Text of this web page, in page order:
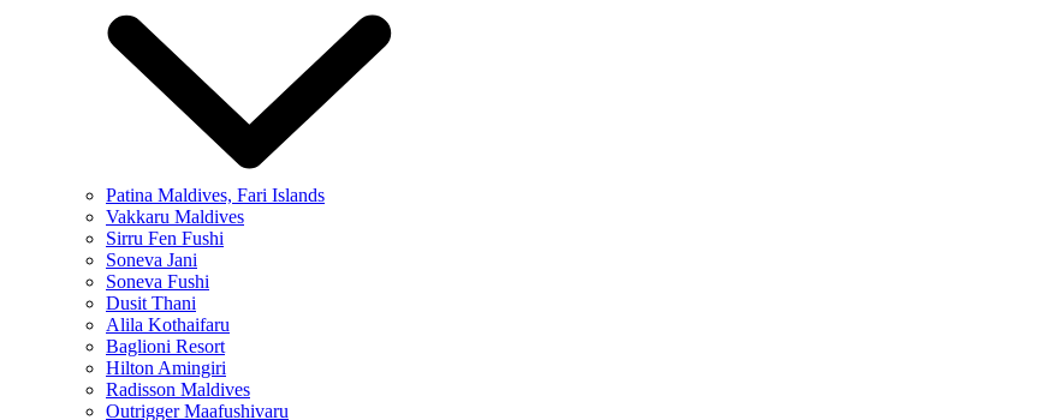
Patina Maldives, Fari Islands
Vakkaru Maldives
Sirru Fen Fushi
Soneva Jani
Soneva Fushi
Dusit Thani
Alila Kothaifaru
Baglioni Resort
Hilton Amingiri
Radisson Maldives
Outrigger Maafushivaru